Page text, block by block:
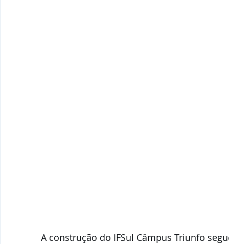
A construção do IFSul Câmpus Triunfo